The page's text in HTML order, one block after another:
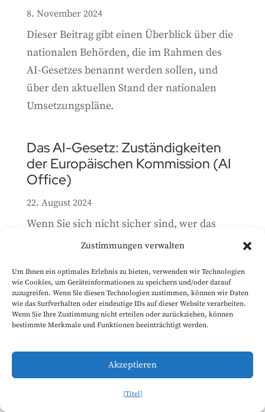
Zustimmungen verwalten
Um Ihnen ein optimales Erlebnis zu bieten, verwenden wir Technologien
wie Cookies, um Geräteinformationen zu speichern und/oder darauf
zuzugreifen. Wenn Sie diesen Technologien zustimmen, können wir Daten
wie das Surfverhalten oder eindeutige IDs auf dieser Website verarbeiten.
Wenn Sie Ihre Zustimmung nicht erteilen oder zurückziehen, können
bestimmte Merkmale und Funktionen beeinträchtigt werden.
Akzeptieren
{Titel}
8. November 2024
Dieser Beitrag gibt einen Überblick über die
nationalen Behörden, die im Rahmen des
AI-Gesetzes benannt werden sollen, und
über den aktuellen Stand der nationalen
Umsetzungspläne.
Das AI-Gesetz: Zuständigkeiten
der Europäischen Kommission (AI
Office)
22. August 2024
Wenn Sie sich nicht sicher sind, wer das
neue digitale Recht um- und durchsetzt und
könnten Sie diesen Beitrag - und unseren
Beitrag über die Zuständigkeiten der EU-
Mitgliedstaaten - sehr hilfreich finden. Die
folgenden Tabellen enthalten eine
umfassende Liste aller...
Das AI-Gesetz: Die